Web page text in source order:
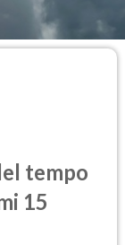
tempo
15